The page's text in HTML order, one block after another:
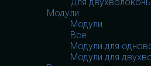
Модули
Модули
Все
Модули для
Модули для